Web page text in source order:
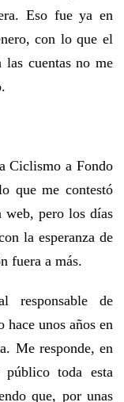
Eso fue ya en
con lo que el
las cuentas no me
Ciclismo a Fondo
que me contestó
web, pero los días
la esperanza de
fuera a más.
responsable de
unos años en
Me responde, en
público toda esta
que, por unas